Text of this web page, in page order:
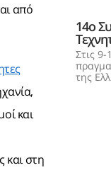
από
και
και στη
14o
Στις
της